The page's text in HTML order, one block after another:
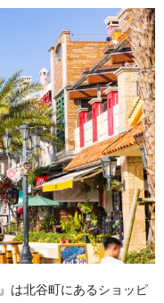
』は北谷町にあるショッピ